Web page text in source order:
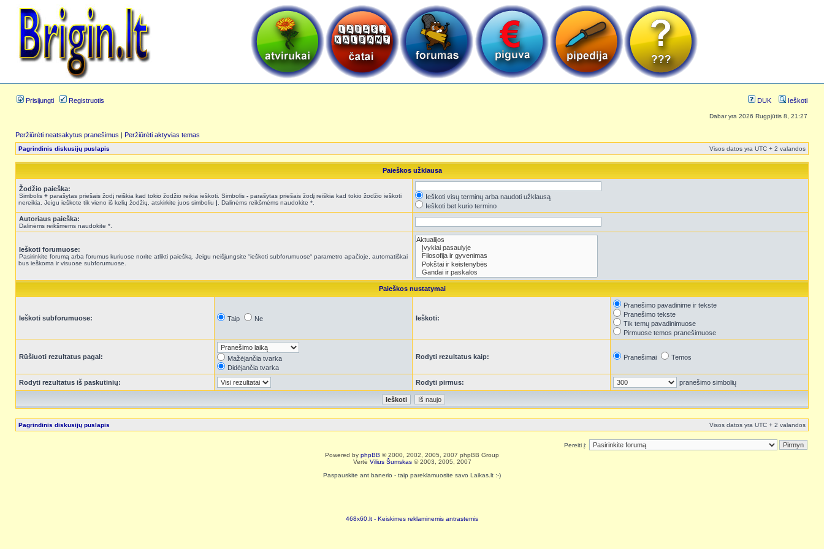
Prisijungti Registruotis DUK Ieškoti
Dabar yra 2026 Rugpjūtis 8, 21:27
Peržiūrėti neatsakytus pranešimus | Peržiūrėti aktyvias temas
Pagrindinis diskusijų puslapis Visos datos yra UTC + 2 valandos
Paieškos užklausa
Žodžio paieška:
Simbolis + parašytas priešais žodį reiškia kad tokio žodžio reikia ieškoti. Simbolis - parašytas priešais žodį reiškia kad tokio žodžio ieškoti
nereikia. Jeigu ieškote tik vieno iš kelių žodžių, atskirkite juos simboliu | . Dalinėms reikšmėms naudokite *.
Ieškoti visų terminų arba naudoti užklausą
Ieškoti bet kurio termino
Autoriaus paieška:
Dalinėms reikšmėms naudokite *.
Ieškoti forumuose:
Pasirinkite forumą arba forumus kuriuose norite atlikti paiešką. Jeigu neišjungsite “ieškoti subforumuose“ parametro apačioje, automatiškai
bus ieškoma ir visuose subforumuose.
Paieškos nustatymai
Ieškoti subforumuose: Taip Ne Ieškoti:
Pranešimo pavadinime ir tekste
Pranešimo tekste
Tik temų pavadinimuose
Pirmuose temos pranešimuose
Rūšiuoti rezultatus pagal:
Mažėjančia tvarka
Didėjančia tvarka
Rodyti rezultatus kaip: Pranešimai Temos
Rodyti rezultatus iš paskutinių: Rodyti pirmus: pranešimo simbolių
Pagrindinis diskusijų puslapis Visos datos yra UTC + 2 valandos
Pereiti į:
Powered by phpBB © 2000, 2002, 2005, 2007 phpBB Group
Vertė Vilius Šumskas© 2003, 2005, 2007
Paspauskite ant banerio - taip pareklamuosite savo Laikas.lt :-)
468x60.lt - Keiskimes reklaminemis antrastemis